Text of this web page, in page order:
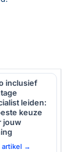
inclusief
leiden:
keuze
jouw
artikel →